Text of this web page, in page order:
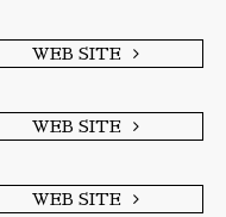
WEB SITE
WEB SITE
WEB SITE